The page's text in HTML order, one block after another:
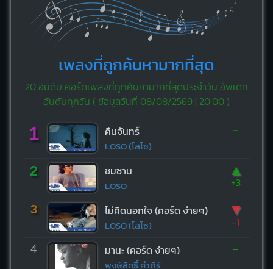
เพลงที่ถูกค้นหามากที่สุด
20 อันดับ คอร์ดเพลงที่ถูกค้นหามากที่สุดประจำวัน อัพเดท
อันดับทุกวัน ( ข้อมูลวันที่ 08/08/2569 | 20:00)
1 คืนจันทร์
LOSO (โลโซ)
-
2 ซมซาน
LOSO
▲
+3
3 ไม่คิดนอกใจ (คอร์ด ง่ายๆ)
LOSO (โลโซ)
▼
-1
4 มานะ (คอร์ด ง่ายๆ)
พงษ์สิทธิ์ คำภีร์
-